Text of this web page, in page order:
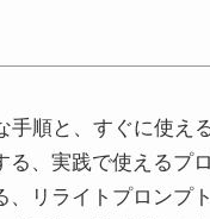
手順と、すぐに使え
、実践で使えるプ
リライトプロンプ